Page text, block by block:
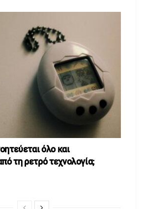
όλο και
τη ρετρό τεχνολογία;